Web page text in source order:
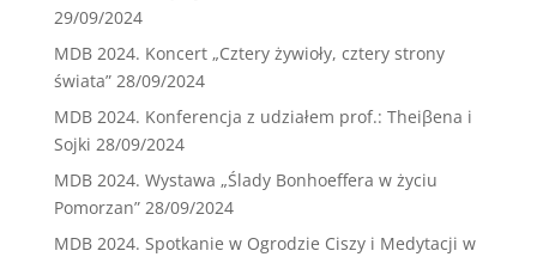
29/09/2024
MDB 2024. Koncert „Cztery żywioły, cztery strony
świata” 28/09/2024
MDB 2024. Konferencja z udziałem prof.: Theiβena i
Sojki 28/09/2024
MDB 2024. Wystawa „Ślady Bonhoeffera w życiu
Pomorzan” 28/09/2024
MDB 2024. Spotkanie w Ogrodzie Ciszy i Medytacji w